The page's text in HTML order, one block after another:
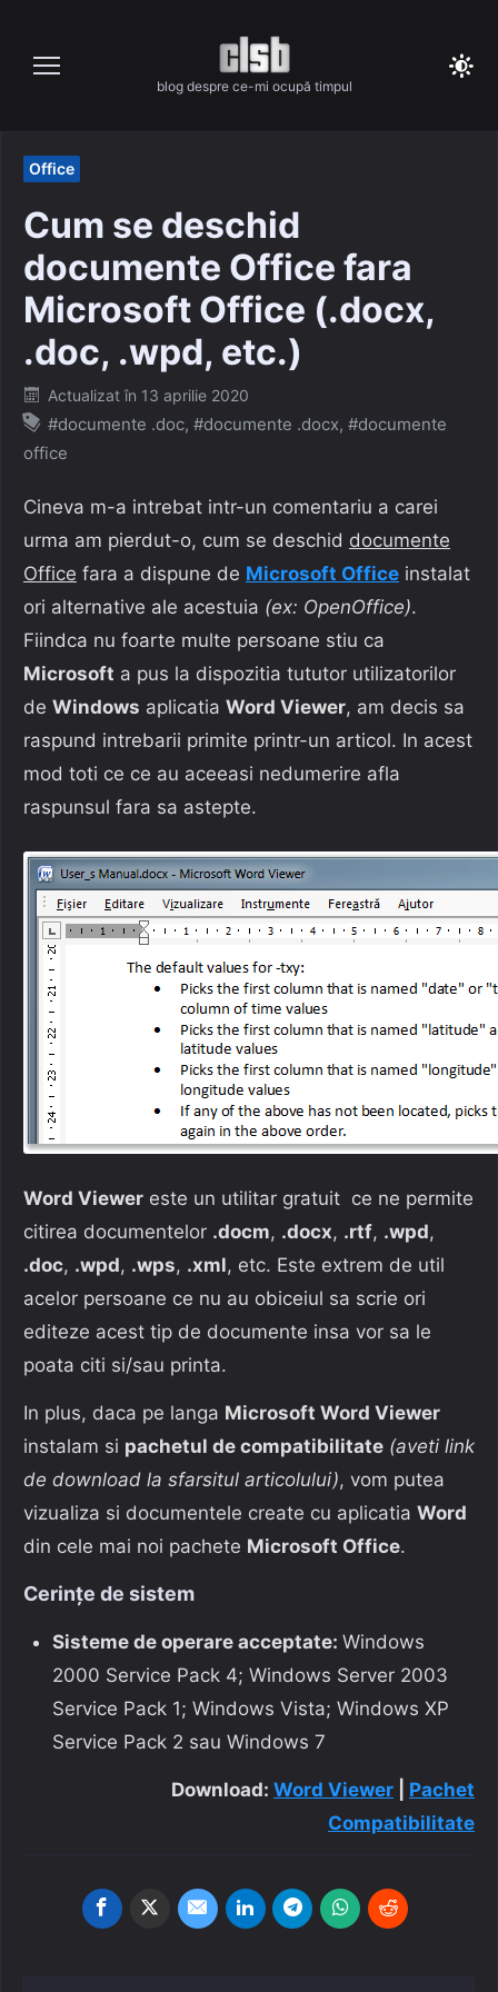
content
blog despre ce-mi ocupă timpul
Office
Cum se deschid
documente Office fara
Microsoft Office (.docx,
.doc, .wpd, etc.)
Posted
on
Actualizat în 13 aprilie 2020
#documente .doc, #documente .docx, #documente
office
Cineva m-a intrebat intr-un comentariu a carei
urma am pierdut-o, cum se deschid documente
Office fara a dispune de Microsoft Office instalat
ori alternative ale acestuia (ex: OpenOffice).
Fiindca nu foarte multe persoane stiu ca
Microsoft a pus la dispozitia tututor utilizatorilor
de Windows aplicatia Word Viewer, am decis sa
raspund intrebarii primite printr-un articol. In acest
mod toti ce ce au aceeasi nedumerire afla
raspunsul fara sa astepte.
Word Viewer este un utilitar gratuit ce ne permite
citirea documentelor .docm, .docx, .rtf, .wpd,
.doc, .wpd, .wps, .xml, etc. Este extrem de util
acelor persoane ce nu au obiceiul sa scrie ori
editeze acest tip de documente insa vor sa le
poata citi si/sau printa.
In plus, daca pe langa Microsoft Word Viewer
instalam si pachetul de compatibilitate (aveti link
de download la sfarsitul articolului), vom putea
vizualiza si documentele create cu aplicatia Word
din cele mai noi pachete Microsoft Office.
Cerinţe de sistem
Sisteme de operare acceptate: Windows
2000 Service Pack 4; Windows Server 2003
Service Pack 1; Windows Vista; Windows XP
Service Pack 2 sau Windows 7
Download: Word Viewer
Pachet
Compatibilitate